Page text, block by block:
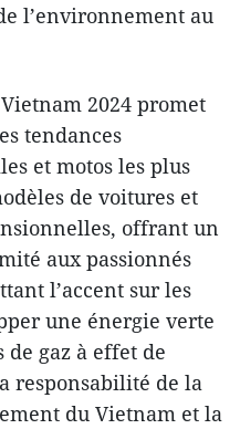
l’environnement au
2024 promet
tendances
et motos les plus
de voitures et
offrant un
aux passionnés
l’accent sur les
une énergie verte
gaz à effet de
responsabilité de la
du Vietnam et la